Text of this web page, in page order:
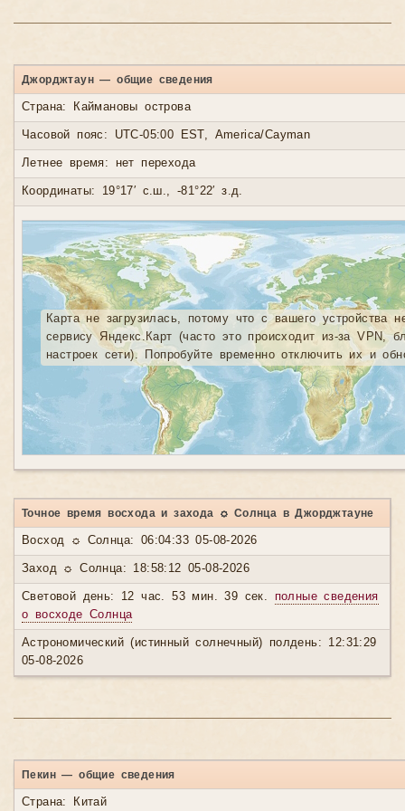
Джорджтаун — общие сведения
Страна: Каймановы острова
Часовой пояс: UTC-05:00 EST, America/Cayman
Летнее время: нет перехода
Координаты: 19°17′ с.ш., -81°22′ з.д.
Карта не загрузилась, потому что с вашего устройства
сервису Яндекс.Карт (часто это происходит из-за VPN,
настроек сети). Попробуйте временно отключить их и
Точное время восхода и захода ☼ Солнца в Джорджтауне
Восход ☼ Солнца: 06:04:33 05-08-2026
Заход ☼ Солнца: 18:58:12 05-08-2026
Световой день: 12 час. 53 мин. 39 сек. полные сведения
о восходе Солнца
Астрономический (истинный солнечный) полдень: 12:31:29
05-08-2026
Пекин — общие сведения
Страна: Китай